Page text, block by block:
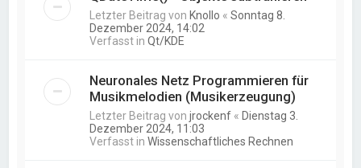
Letzter Beitrag von Knollo «Sonntag 8.
Dezember 2024, 14:02
Verfasst inQt/KDE
Neuronales Netz Programmieren für
Musikmelodien (Musikerzeugung)
Letzter Beitrag vonjrockenf « Dienstag 3.
Dezember 2024, 11:03
Verfasst inWissenschaftliches Rechnen